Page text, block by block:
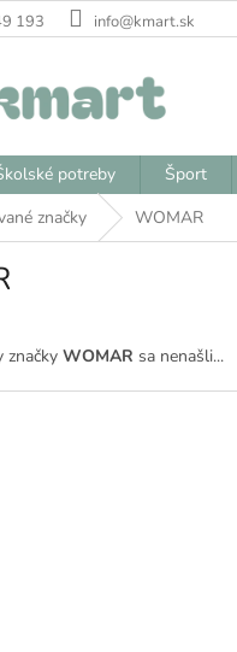
193 info@kmart.sk
potreby Šport
značky WOMAR
značky WOMAR sa nenašli...